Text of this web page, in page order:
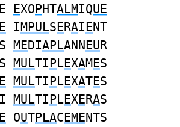
EXOPHTALMIQUE
IMPULSERAIENT
MEDIAPLANNEUR
S MULTIPLEXAMES
E MULTIPLEXATES
I MULTIPLEXERAS
OUTPLACEMENTS